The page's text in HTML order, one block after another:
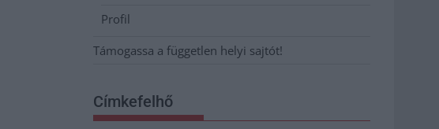
Profil
Támogassa a független helyi sajtót!
Címkefelhő